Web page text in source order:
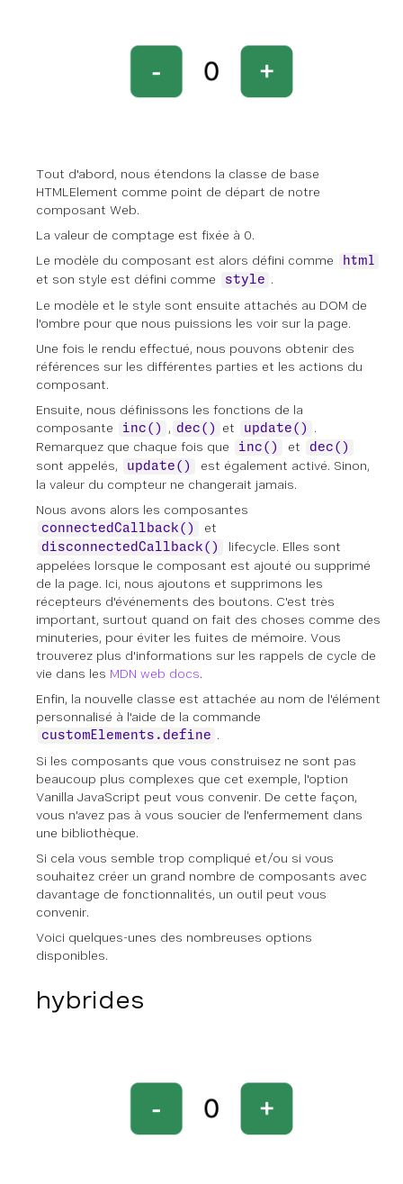
Tout d'abord, nous étendons la classe de base
HTMLElement comme point de départ de notre
composant Web.
La valeur de comptage est fixée à 0.
Le modèle du composant est alors défini comme
html
et son style est défini comme style .
Le modèle et le style sont ensuite attachés au DOM de
l'ombre pour que nous puissions les voir sur la page.
Une fois le rendu effectué, nous pouvons obtenir des
références sur les différentes parties et les actions du
composant.
Ensuite, nous définissons les fonctions de la
composante
inc() , dec() et update()
.
Remarquez que chaque fois que
inc() et dec()
sont appelés, update()
est également activé. Sinon,
la valeur du compteur ne changerait jamais.
Nous avons alors les composantes
connectedCallback() et
disconnectedCallback()
lifecycle. Elles sont
appelées lorsque le composant est ajouté ou supprimé
de la page. Ici, nous ajoutons et supprimons les
récepteurs d'événements des boutons. C'est très
important, surtout quand on fait des choses comme des
minuteries, pour éviter les fuites de mémoire. Vous
trouverez plus d'informations sur les rappels de cycle de
vie dans les MDN web docs.
Enfin, la nouvelle classe est attachée au nom de l'élément
personnalisé à l'aide de la commande
customElements.define .
Si les composants que vous construisez ne sont pas
beaucoup plus complexes que cet exemple, l'option
Vanilla JavaScript peut vous convenir. De cette façon,
vous n'avez pas à vous soucier de l'enfermement dans
une bibliothèque.
Si cela vous semble trop compliqué et/ou si vous
souhaitez créer un grand nombre de composants avec
davantage de fonctionnalités, un outil peut vous
convenir.
Voici quelques-unes des nombreuses options
disponibles.
hybrides